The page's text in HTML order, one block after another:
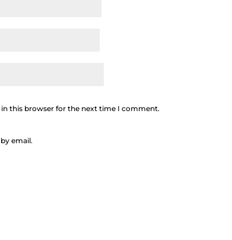
this browser for the next time I comment.
email.